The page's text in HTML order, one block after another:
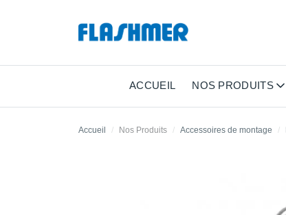
ACCUEIL NOS PRODUITS
Accueil Nos Produits Accessoires de montage